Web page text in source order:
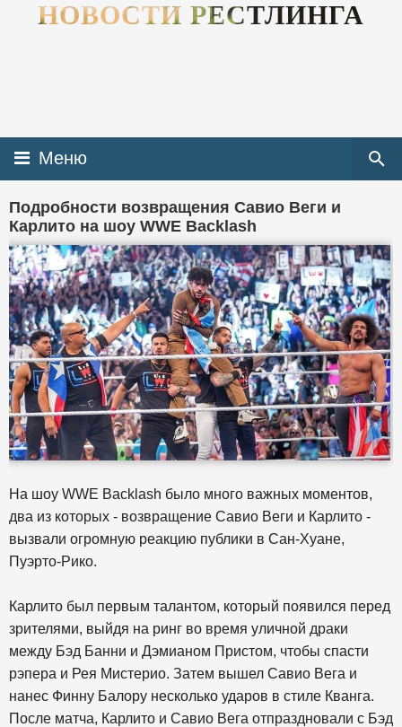
НОВОСТИ РЕСТЛИНГА
Меню
Подробности возвращения Савио Веги и
Карлито на шоу WWE Backlash
На шоу WWE Backlash было много важных моментов,
два из которых - возвращение Савио Веги и Карлито -
вызвали огромную реакцию публики в Сан-Хуане,
Пуэрто-Рико.
Карлито был первым талантом, который появился перед
зрителями, выйдя на ринг во время уличной драки
между Бэд Банни и Дэмианом Пристом, чтобы спасти
рэпера и Рея Мистерио. Затем вышел Савио Вега и
нанес Финну Балору несколько ударов в стиле Кванга.
После матча, Карлито и Савио Вега отпраздновали с Бэд